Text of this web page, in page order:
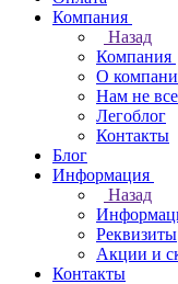
Компания
Назад
Компания
О
Нам не
Легоблог
Контакты
Блог
Информация
Назад
Реквизиты
Акции и
Контакты